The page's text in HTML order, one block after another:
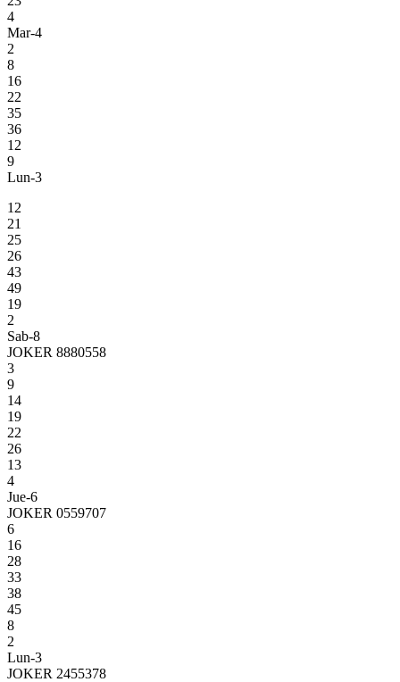
4
Mar-4
2
8
16
22
35
36
12
9
Lun-3
12
21
25
26
43
49
19
2
Sab-8
JOKER 8880558
3
9
14
19
22
26
13
4
Jue-6
JOKER 0559707
6
16
28
33
38
45
8
2
Lun-3
JOKER 2455378